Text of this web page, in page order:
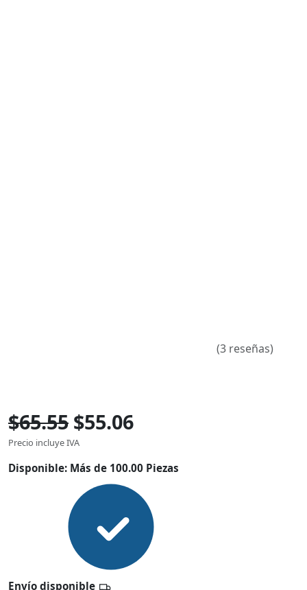
(3 reseñas)
$65.55 $55.06
Precio incluye IVA
Disponible: Más de 100.00 Piezas
Envío disponible